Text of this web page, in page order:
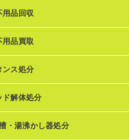
用品回収
用品買取
ンス処分
ド解体処分
・湯沸かし器処分